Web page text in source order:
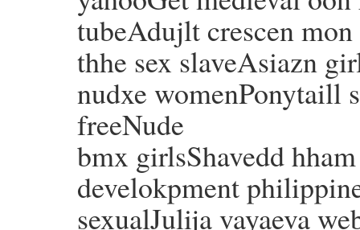
tubeAdujlt crescen
thhe sex slaveAsiazn
nudxe womenPonytaill
freeNude
bmx girlsShavedd
develokpment
sexualJulija vayaeva